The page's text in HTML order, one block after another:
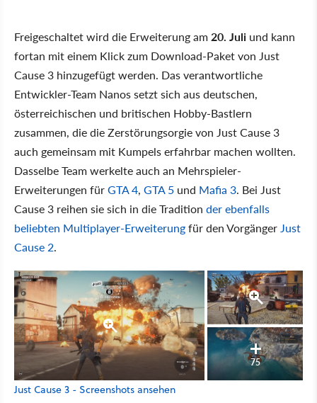
Freigeschaltet wird die Erweiterung am20. Juli und kann
fortan mit einem Klick zum Download-Paket von Just
Cause 3 hinzugefügt werden. Das verantwortliche
Entwickler-Team Nanos setzt sich aus deutschen,
österreichischen und britischen Hobby-Bastlern
zusammen, die die Zerstörungsorgie von Just Cause 3
auch gemeinsam mit Kumpels erfahrbar machen wollten.
Dasselbe Team werkelte auch an Mehrspieler-
Erweiterungen fürGTA 4, GTA 5 und Mafia 3. Bei Just
Cause 3 reihen sie sich in die Tradition der ebenfalls
beliebten Multiplayer-Erweiterungfür den VorgängerJust
Cause 2.
75
Just Cause 3 - Screenshots ansehen